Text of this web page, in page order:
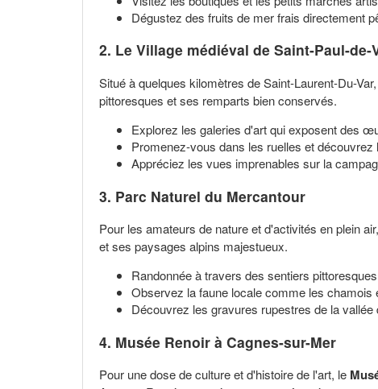
Dégustez des fruits de mer frais directement
2. Le Village médiéval de Saint-Paul-de-
Situé à quelques kilomètres de Saint-Laurent-Du-
pittoresques et ses remparts bien conservés.
Explorez les galeries d'art qui exposent des
Promenez-vous dans les ruelles et découvrez
Appréciez les vues imprenables sur la
3. Parc Naturel du Mercantour
Pour les amateurs de nature et d'activités en plein
et ses paysages alpins majestueux.
Randonnée à travers des sentiers
Observez la faune locale comme les chamois
Découvrez les gravures rupestres de la vallée
4. Musée Renoir à Cagnes-sur-Mer
Pour une dose de culture et d'histoire de l'art, le